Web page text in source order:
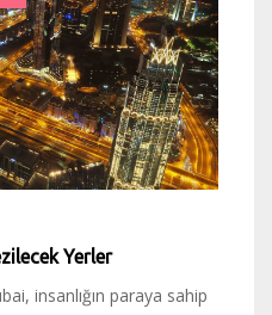
Yerler
insanlığın paraya sahip